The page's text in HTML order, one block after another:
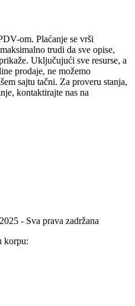
om. Plaćanje se vrši
trudi da sve opise,
Uključujući sve resurse, a
prodaje, ne možemo
sajtu tačni. Za proveru stanja,
kontaktirajte nas na
- Sva prava zadržana
korpu: